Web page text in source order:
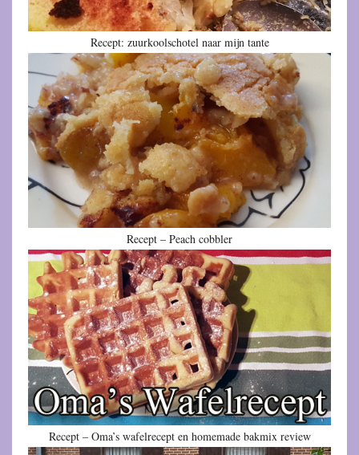
Recept: zuurkoolschotel naar mijn tante
Recept – Peach cobbler
Recept – Oma’s wafelrecept en homemade bakmix review